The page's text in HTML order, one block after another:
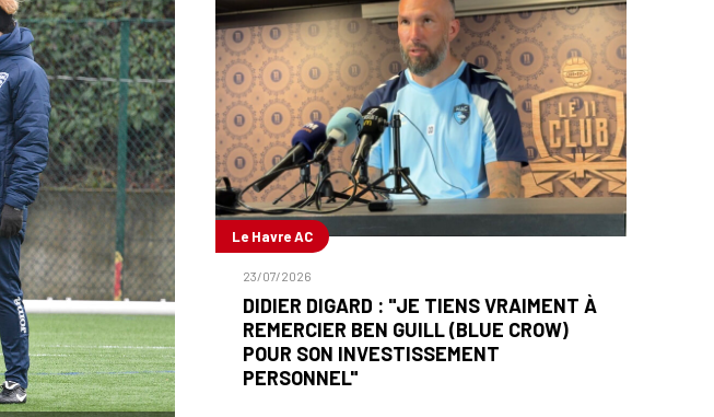
Le Havre AC
23/07/2026
DIDIER DIGARD : "JE TIENS VRAIMENT À
REMERCIER BEN GUILL (BLUE CROW)
POUR SON INVESTISSEMENT
PERSONNEL"